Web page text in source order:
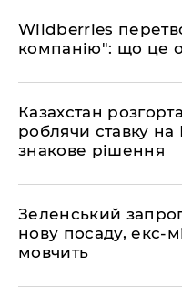
​Wildberries
компанію": що це
​Казахстан
роблячи ставку на
знакове рішення
​Зеленський
нову посаду, екс-
мовчить